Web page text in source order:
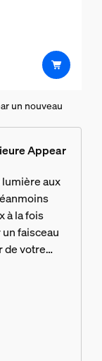
un nouveau
Appear
aux
à la fois
faisceau
de votre